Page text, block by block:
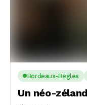
Bordeaux-Begles
Un néo-